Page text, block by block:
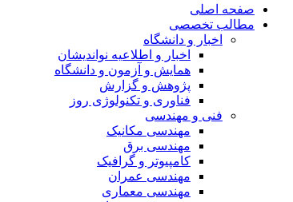
صفحه اصلی
مطالب تخصصی
اخبار و دانشگاه
اخبار و اطلاعیه نواندیشان
همایش و آزمون و دانشگاه
پژوهش و گزارش
فناوری و تکنولوژی روز
فنی و مهندسی
مهندسی مکانیک
مهندسی برق
کامپیوتر و گرافیک
مهندسی عمران
مهندسی معماری